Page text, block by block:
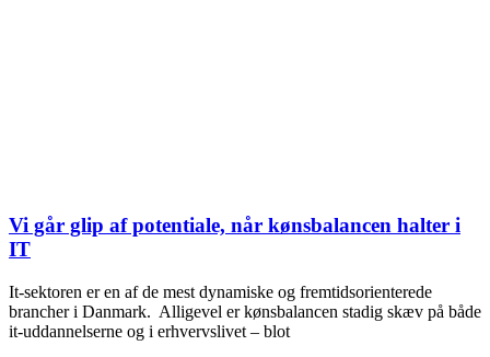
Vi går glip af potentiale, når kønsbalancen halter i
IT
It-sektoren er en af de mest dynamiske og fremtidsorienterede
brancher i Danmark. Alligevel er kønsbalancen stadig skæv på både
it-uddannelserne og i erhvervslivet – blot